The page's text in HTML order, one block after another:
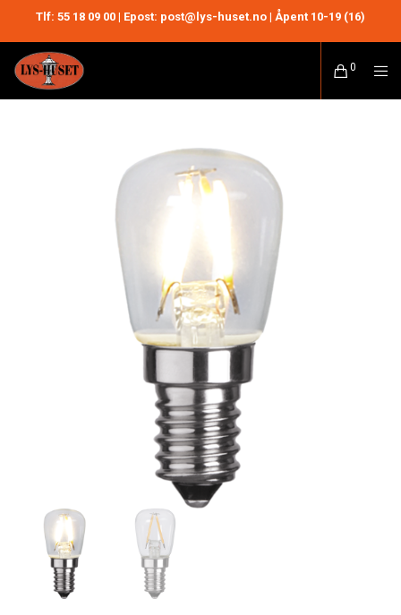
Tlf: 55 18 09 00 | Epost: post@lys-huset.no | Åpent 10-19 (16)
0